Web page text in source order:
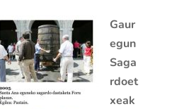
Gaur
egun
Saga
rdoet
xeak